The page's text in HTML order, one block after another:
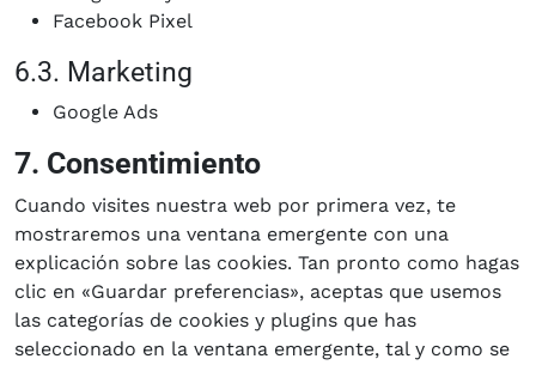
Facebook Pixel
6.3. Marketing
Google Ads
7. Consentimiento
Cuando visites nuestra web por primera vez, te
mostraremos una ventana emergente con una
explicación sobre las cookies. Tan pronto como hagas
clic en «Guardar preferencias», aceptas que usemos
las categorías de cookies y plugins que has
seleccionado en la ventana emergente, tal y como se